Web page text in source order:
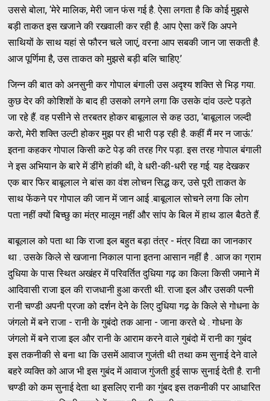
उससे बोला, ‘मेरे मालिक, मेरी जान फंस गई है. ऐसा लगता है कि कोई मुझसे
बड़ी ताकत इस खजाने की रखवाली कर रही है. आप ऐसा करें कि अपने
साथियों के साथ यहां से फौरन चले जाएं, वरना आप सबकी जान जा सकती है.
आज पूर्णिमा है, उस ताकत को मुझसे बड़ी बलि चाहिए.’
जिन्न की बात को अनसुनी कर गोपाल बंगाली उस अदृश्य शक्ति से भिड़ गया.
कुछ देर की कोशिशों के बाद ही उसको लगने लगा कि उसके दांव उल्टे पड़ते
जा रहे हैं. वह पसीने से तरबतर होकर बाबूलाल से कह उठा, ‘बाबूलाल जल्दी
करो, मेरी शक्ति उल्टी होकर मुझ पर ही भारी पड़ रही है. कहीं मैं मर न जाऊं.’
इतना कहकर गोपाल किसी कटे पेड़ की तरह गिर पड़ा. इस तरह गोपाल बंगाली
ने इस अभियान के बारे में डींगे हांकी थी, वे धरी-की-धरी रह गई. यह देखकर
एक बार फिर बाबूलाल ने बांस का वंश लोचन सिद्ध कर, उसे पूरी ताकत के
साथ फेंकने पर गोपाल की जान में जान आई .बाबूलाल सोचने लगा कि लोग
पता नहीं क्यों बिच्छु का मंत्र मालूम नहीं और सांप के बिल में हाथ डाल बैठते हैं.
बाबूलाल को पता था कि राजा इल बहुत बड़ा तंत्र - मंत्र विद्या का जानकार
था . उसके किले से खजाना निकाल पाना इतना आसान नहीं है . आज का ग्राम
दुधिया के पास स्थित अखंहर में परिवर्तित दुधिया गढ़ का किला किसी जमाने में
आदिवासी राजा इल की राजधानी हुआ करती थी. राजा इल और उसकी पत्नी
रानी चण्डी अपनी प्रजा को दर्शन देने के लिए दुधिया गढ़ के किले से गोधना के
जंगलो में बने राजा - रानी के गुबंदो तक आना - जाना करते थे . गोधना के
जंगलो में बने राजा इल और रानी के आराम करने वाले गुबंदो में रानी का गुबंद
इस तकनीकी से बना था कि उसमें आवाज गुजंती थी तथा कम सुनाई देने वाले
बहरे व्यक्ति को आज भी इस गुबंद में आवाज गुंजती हुई साफ सुनाई देती है. रानी
चण्डी को कम सुनाई देता था इसलिए रानी का गुंबद इस तकनीकी पर आधारित